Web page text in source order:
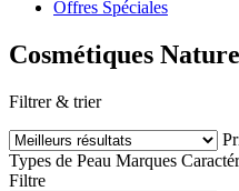
Offres Spéciales
Cosmétiques
Filtrer & trier
Types de Peau Marques
Filtre